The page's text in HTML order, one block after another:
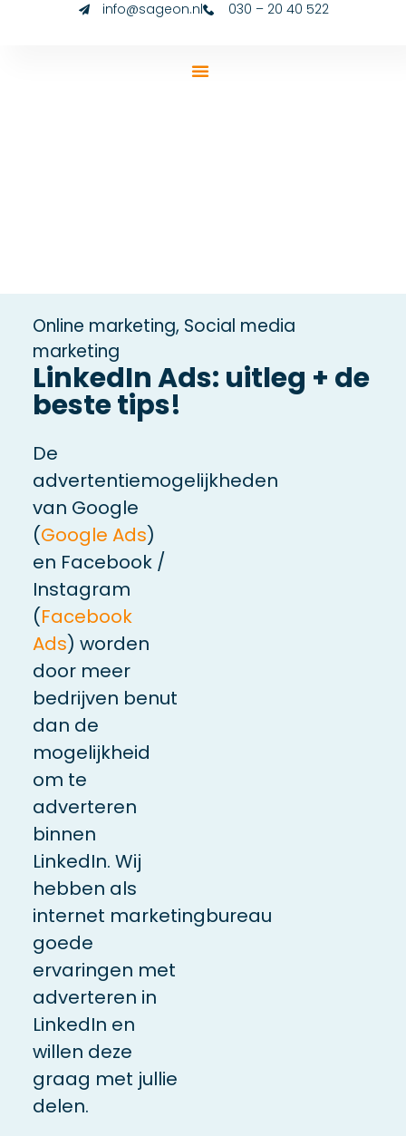
info@sageon.nl 030 – 20 40 522
Online marketing, Social media
marketing
LinkedIn Ads: uitleg + de
beste tips!
De
advertentiemogelijkheden
van Google
(Google Ads)
en Facebook /
Instagram
(Facebook
Ads) worden
door meer
bedrijven benut
dan de
mogelijkheid
om te
adverteren
binnen
LinkedIn. Wij
hebben als
internet marketingbureau
goede
ervaringen met
adverteren in
LinkedIn en
willen deze
graag met jullie
delen.